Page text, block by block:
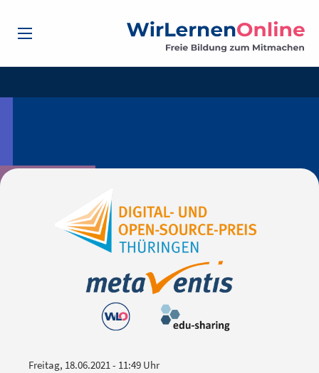
Freitag, 18.06.2021 - 11:49 Uhr